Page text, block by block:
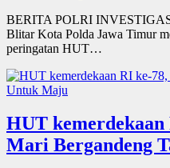
BERITA POLRI
Blitar Kota Polda Jawa Timur
peringatan HUT…
HUT
Mari Bergandeng